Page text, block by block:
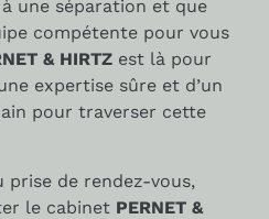
une séparation et que
compétente pour vous
& HIRTZ est là pour
expertise sûre et d’un
pour traverser cette
de rendez-vous,
le cabinet PERNET &